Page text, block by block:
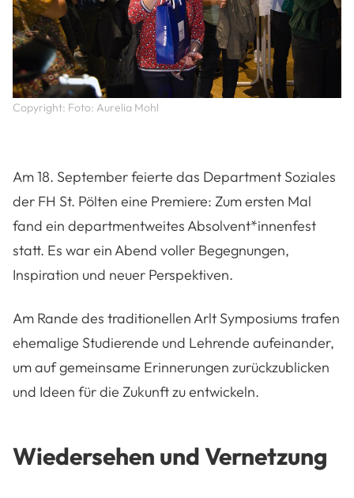
Copyright: Foto: Aurelia Mohl
Am 18. September feierte das Department Soziales
der FH St. Pölten eine Premiere: Zum ersten Mal
fand ein departmentweites Absolvent*innenfest
statt. Es war ein Abend voller Begegnungen,
Inspiration und neuer Perspektiven.
Am Rande des traditionellen Arlt Symposiums trafen
ehemalige Studierende und Lehrende aufeinander,
um auf gemeinsame Erinnerungen zurückzublicken
und Ideen für die Zukunft zu entwickeln.
Wiedersehen und Vernetzung